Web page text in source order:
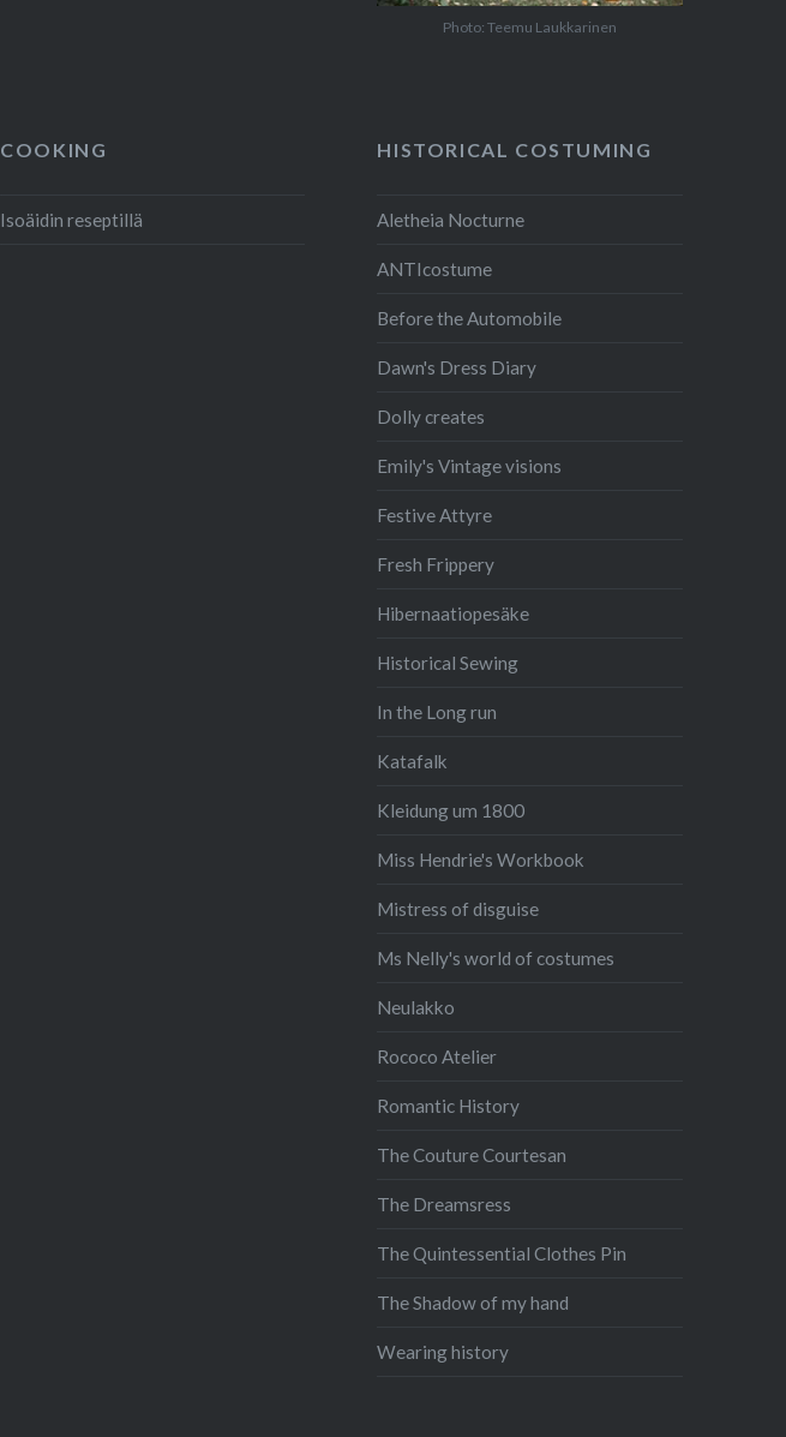
Photo: Teemu Laukkarinen
COOKING
Isoäidin reseptillä
HISTORICAL COSTUMING
Aletheia Nocturne
ANTIcostume
Before the Automobile
Dawn's Dress Diary
Dolly creates
Emily's Vintage visions
Festive Attyre
Fresh Frippery
Hibernaatiopesäke
Historical Sewing
In the Long run
Katafalk
Kleidung um 1800
Miss Hendrie's Workbook
Mistress of disguise
Ms Nelly's world of costumes
Neulakko
Rococo Atelier
Romantic History
The Couture Courtesan
The Dreamsress
The Quintessential Clothes Pin
The Shadow of my hand
Wearing history